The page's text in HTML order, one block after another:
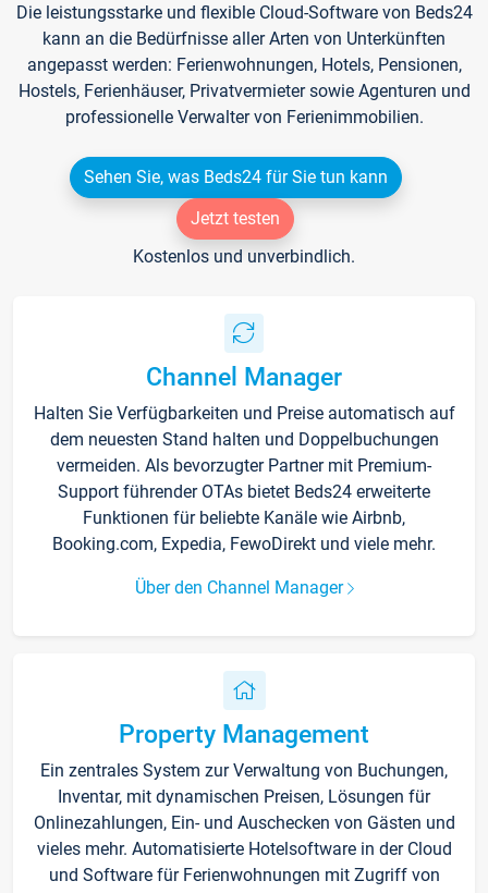
Die leistungsstarke und flexible Cloud-Software von Beds24
kann an die Bedürfnisse aller Arten von Unterkünften
angepasst werden: Ferienwohnungen, Hotels, Pensionen,
Hostels, Ferienhäuser, Privatvermieter sowie Agenturen und
professionelle Verwalter von Ferienimmobilien.
Sehen Sie, was Beds24 für Sie tun kann
Jetzt testen
Kostenlos und unverbindlich.
Channel Manager
Halten Sie Verfügbarkeiten und Preise automatisch auf
dem neuesten Stand halten und Doppelbuchungen
vermeiden. Als bevorzugter Partner mit Premium-
Support führender OTAs bietet Beds24 erweiterte
Funktionen für beliebte Kanäle wie Airbnb,
Booking.com, Expedia, FewoDirekt und viele mehr.
Über den Channel Manager
Property Management
Ein zentrales System zur Verwaltung von Buchungen,
Inventar, mit dynamischen Preisen, Lösungen für
Onlinezahlungen, Ein- und Auschecken von Gästen und
vieles mehr. Automatisierte Hotelsoftware in der Cloud
und Software für Ferienwohnungen mit Zugriff von